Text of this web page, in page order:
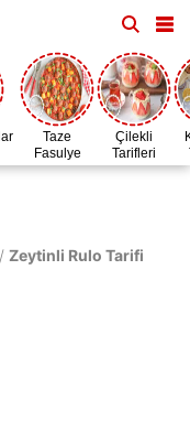
Taze
Fasulye
Zamanı
Çilekli
Tarifleri
/ Zeytinli Rulo Tarifi